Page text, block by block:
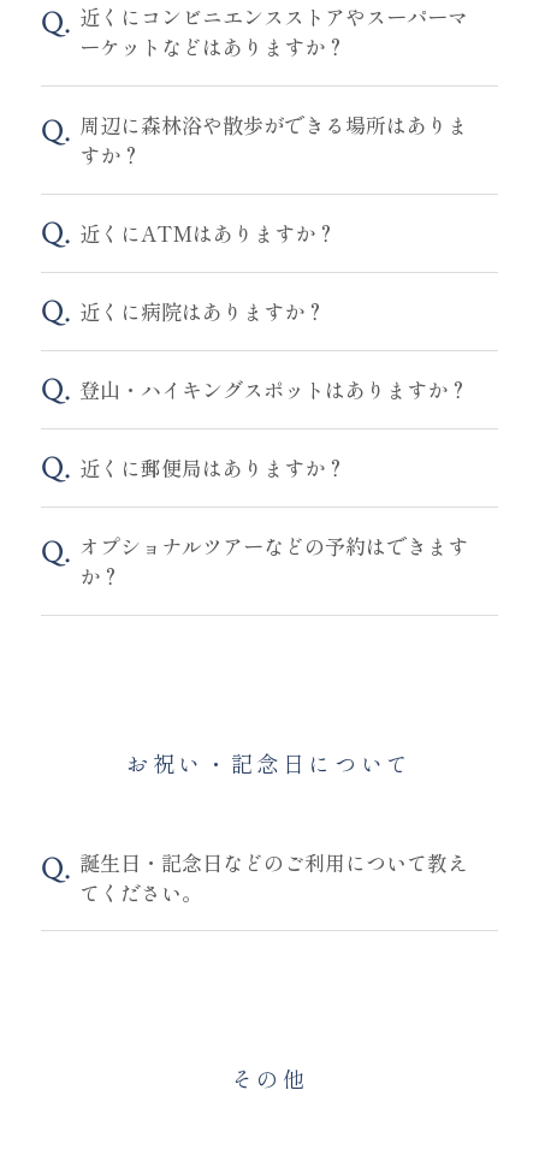
近くにコンビニエンスストアやスーパーマ
ーケットなどはありますか？
周辺に森林浴や散歩ができる場所はありま
すか？
近くにATMはありますか？
近くに病院はありますか？
登山・ハイキングスポットはありますか？
近くに郵便局はありますか？
オプショナルツアーなどの予約はできます
か？
お祝い・記念日について
誕生日・記念日などのご利用について教え
てください。
その他